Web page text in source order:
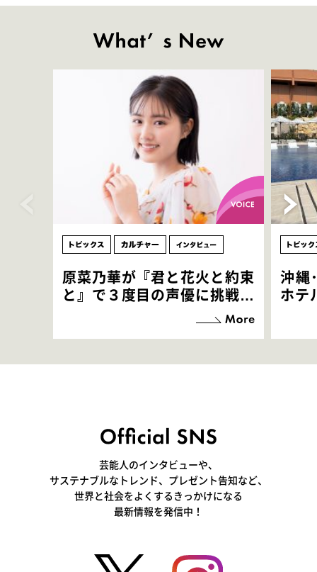
原菜乃華が『君と花火と約束
と』で３度目の声優に挑戦！
「お邪魔させてもらっている
感覚ですが､お芝居に没頭で
沖縄
ホテ
芸能人のインタビューや、
サステナブルなトレンド、プレゼント告知など、
世界と社会をよくするきっかけになる
最新情報を発信中！